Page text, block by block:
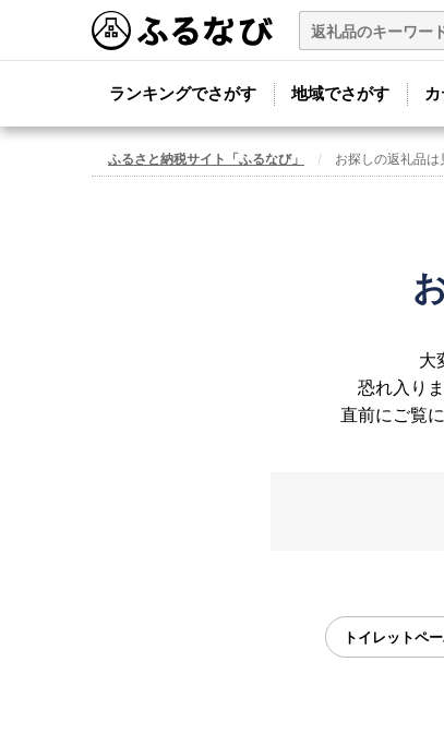
ランキングでさがす 地域でさがす
ふるさと納税サイト「ふるなび」 お探しの返礼品
大
恐れ入り
直前にご覧
トイレットペ